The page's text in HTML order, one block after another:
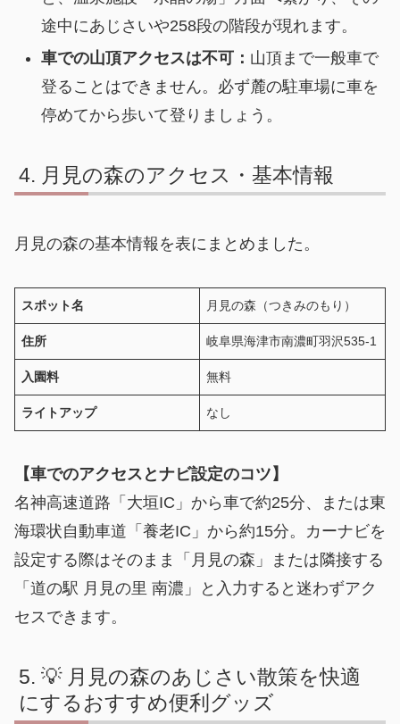
途中にあじさいや258段の階段が現れます。
車での山頂アクセスは不可： 山頂まで一般車で
登ることはできません。必ず麓の駐車場に車を
停めてから歩いて登りましょう。
月見の森のアクセス・基本情報
月見の森の基本情報を表にまとめました。
スポット名 月見の森（つきみのもり）
住所 岐阜県海津市南濃町羽沢535-1
入園料 無料
ライトアップ なし
【車でのアクセスとナビ設定のコツ】
名神高速道路「大垣IC」から車で約25分、または東
海環状自動車道「養老IC」から約15分。カーナビを
設定する際はそのまま「月見の森」または隣接する
「道の駅 月見の里 南濃」と入力すると迷わずアク
セスできます。
💡 月見の森のあじさい散策を快適
にするおすすめ便利グッズ